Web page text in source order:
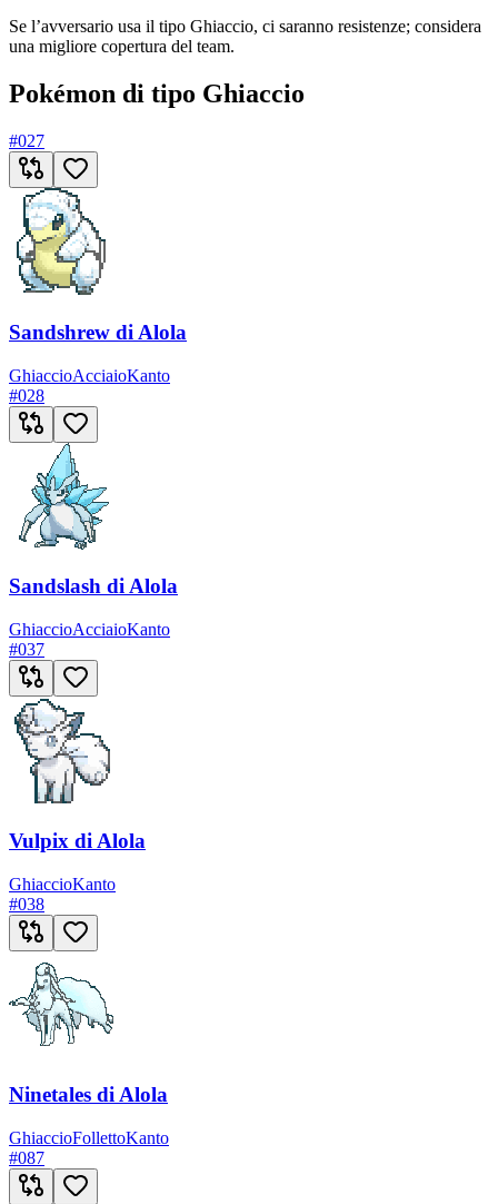
Se l’avversario usa il tipo Ghiaccio, ci saranno resistenze; considera
una migliore copertura del team.
Pokémon di tipo Ghiaccio
#027
Sandshrew di Alola
GhiaccioAcciaioKanto
#028
Sandslash di Alola
GhiaccioAcciaioKanto
#037
Vulpix di Alola
GhiaccioKanto
#038
Ninetales di Alola
GhiaccioFollettoKanto
#087